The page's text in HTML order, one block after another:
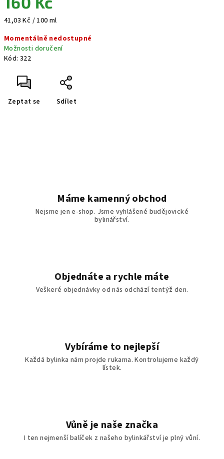
Měrná
41,03 Kč / 100 ml
Momentálně nedostupné
Možnosti doručení
Kód: 322
Zeptat se Sdílet
Máme kamenný obchod
Nejsme jen e-shop. Jsme vyhlášené budějovické
bylinářství.
Objednáte a rychle máte
Veškeré objednávky od nás odchází tentýž den.
Vybíráme to nejlepší
Každá bylinka nám projde rukama. Kontrolujeme každý
lístek.
Vůně je naše značka
I ten nejmenší balíček z našeho bylinkářství je plný vůní.